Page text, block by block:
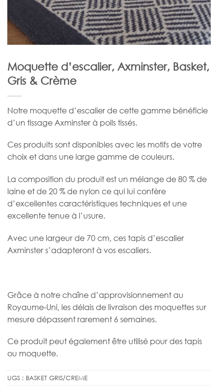
Moquette d’escalier, Axminster, Basket,
Gris & Crème
Notre moquette d’escalier de cette gamme bénéficie
d’un tissage Axminster à poils tissés.
Ces produits sont disponibles avec les motifs de votre
choix et dans une large gamme de couleurs.
La composition du produit est un mélange de 80 % de
laine et de 20 % de nylon ce qui lui confère
d’excellentes caractéristiques techniques et une
excellente tenue à l’usure.
Avec une largeur de 70 cm, ces tapis d’escalier
Axminster s’adapteront à vos escaliers.
Grâce à notre chaîne d’approvisionnement au
Royaume-Uni, les délais de livraison des moquettes sur
mesure dépassent rarement 6 semaines.
Ce produit peut également être utilisé pour des tapis
ou moquette.
UGS : BASKET GRIS/CREME